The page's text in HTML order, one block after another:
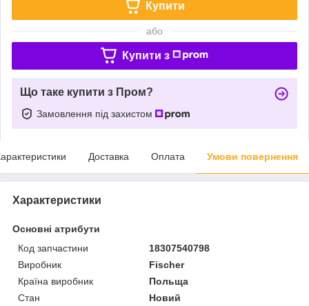
Купити
або
Купити з
Що таке купити з Пром?
Замовлення під захистом
Доставка Оплата Умови повернення
Характеристики
Основні атрибути
Код запчастини
18307540798
Виробник
Fischer
Країна виробник
Польща
Стан
Новий